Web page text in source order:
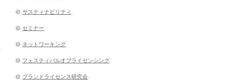
サスティナビリティ
セミナー
ネットワーキング
フェスティバルオブライセンシング
ブランドライセンス研究会